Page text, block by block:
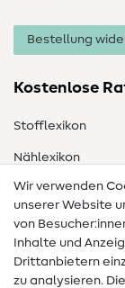
Bestellung
Kostenlose
Stofflexikon
Nählexikon
Nähanleitungen
Hilfe &
Kontakt
Wir verwenden
unserer Website
von
Inhalte und
Drittanbietern
zu analysieren.